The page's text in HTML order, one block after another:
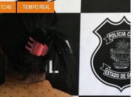
TEMPO REAL